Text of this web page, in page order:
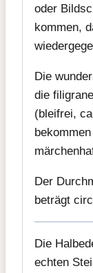
oder
kommen,
Die
die
(bleifrei,
Der
beträgt
Die
echten